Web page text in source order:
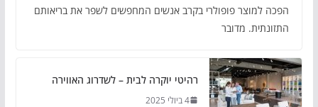
הפכה למוצר פופולרי בקרב אנשים המחפשים לשפר את בריאותם
התזונתית. מדובר
רהיטי יוקרה לבית – לשדרוג האווירה
4 ביולי 2025